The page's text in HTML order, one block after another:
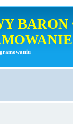
BARON